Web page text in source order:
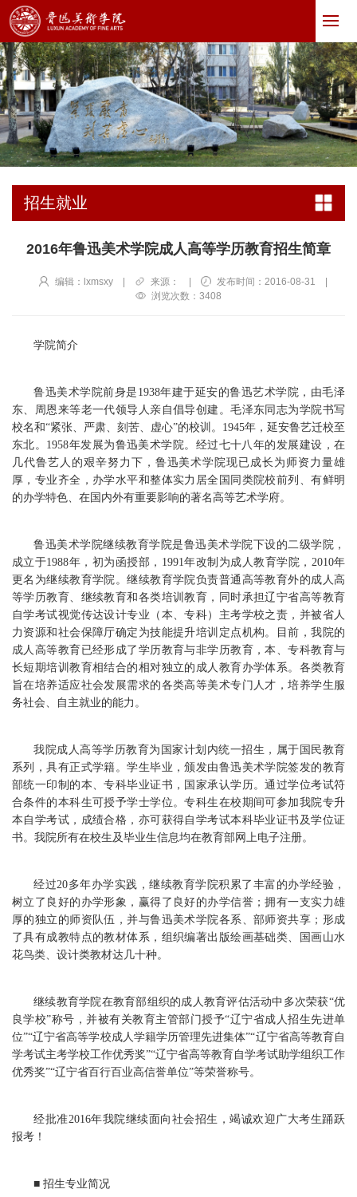
招生就业
2016年鲁迅美术学院成人高等学历教育招生简章
编辑：lxmsxy | 来源： | 发布时间：2016-08-31
|
浏览次数：3408
学院简介
鲁迅美术学院前身是1938年建于延安的鲁迅艺术学院，由毛泽
东、周恩来等老一代领导人亲自倡导创建。毛泽东同志为学院书写
校名和“紧张、严肃、刻苦、虚心”的校训。1945年，延安鲁艺迁校至
东北。1958年发展为鲁迅美术学院。经过七十八年的发展建设，在
几代鲁艺人的艰辛努力下，鲁迅美术学院现已成长为师资力量雄
厚，专业齐全，办学水平和整体实力居全国同类院校前列、有鲜明
的办学特色、在国内外有重要影响的著名高等艺术学府。
鲁迅美术学院继续教育学院是鲁迅美术学院下设的二级学院，
成立于1988年，初为函授部，1991年改制为成人教育学院，2010年
更名为继续教育学院。继续教育学院负责普通高等教育外的成人高
等学历教育、继续教育和各类培训教育，同时承担辽宁省高等教育
自学考试视觉传达设计专业（本、专科）主考学校之责，并被省人
力资源和社会保障厅确定为技能提升培训定点机构。目前，我院的
成人高等教育已经形成了学历教育与非学历教育，本、专科教育与
长短期培训教育相结合的相对独立的成人教育办学体系。各类教育
旨在培养适应社会发展需求的各类高等美术专门人才，培养学生服
务社会、自主就业的能力。
我院成人高等学历教育为国家计划内统一招生，属于国民教育
系列，具有正式学籍。学生毕业，颁发由鲁迅美术学院签发的教育
部统一印制的本、专科毕业证书，国家承认学历。通过学位考试符
合条件的本科生可授予学士学位。专科生在校期间可参加我院专升
本自学考试，成绩合格，亦可获得自学考试本科毕业证书及学位证
书。我院所有在校生及毕业生信息均在教育部网上电子注册。
经过20多年办学实践，继续教育学院积累了丰富的办学经验，
树立了良好的办学形象，赢得了良好的办学信誉；拥有一支实力雄
厚的独立的师资队伍，并与鲁迅美术学院各系、部师资共享；形成
了具有成教特点的教材体系，组织编著出版绘画基础类、国画山水
花鸟类、设计类教材达几十种。
继续教育学院在教育部组织的成人教育评估活动中多次荣获“优
良学校”称号，并被有关教育主管部门授予“辽宁省成人招生先进单
位”“辽宁省高等学校成人学籍学历管理先进集体”“辽宁省高等教育自
学考试主考学校工作优秀奖”“辽宁省高等教育自学考试助学组织工作
优秀奖”“辽宁省百行百业高信誉单位”等荣誉称号。
经批准2016年我院继续面向社会招生，竭诚欢迎广大考生踊跃
报考！
■ 招生专业简况